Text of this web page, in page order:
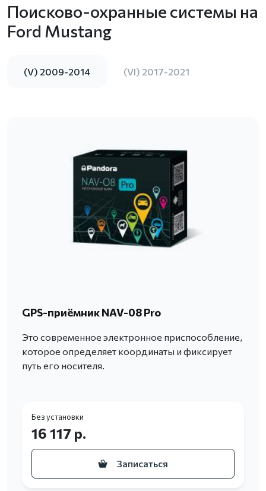
Поисково-охранные системы на
Ford Mustang
(V) 2009-2014 (VI) 2017-2021
GPS-приёмник NAV-08 Pro
Это современное электронное приспособление,
которое определяет координаты и фиксирует
путь его носителя.
Без установки
16 117 р.
Записаться